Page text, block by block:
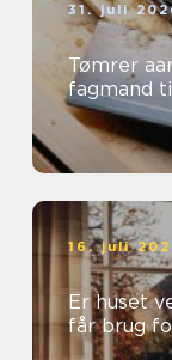
31. juli
Tømrer aars sådan vælger du den
fagmand
16. juli
Er huset
får brug